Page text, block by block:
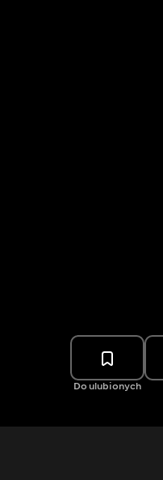
Do ulubionych